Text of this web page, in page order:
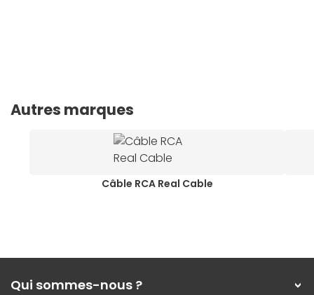
Autres marques
Câble RCA Real Cable
Qui sommes-nous ?